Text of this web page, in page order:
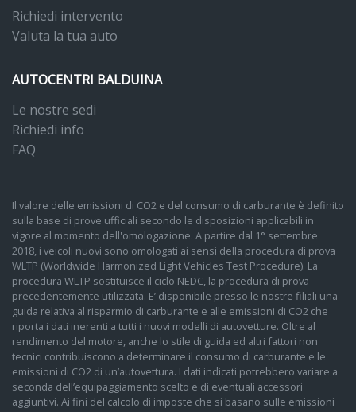
Richiedi intervento
Valuta la tua auto
AUTOCENTRI BALDUINA
Le nostre sedi
Richiedi info
FAQ
Il valore delle emissioni di CO2 e del consumo di carburante è definito
sulla base di prove ufficiali secondo le disposizioni applicabili in
vigore al momento dell'omologazione. A partire dal 1° settembre
2018, i veicoli nuovi sono omologati ai sensi della procedura di prova
WLTP (Worldwide Harmonized Light Vehicles Test Procedure). La
procedura WLTP sostituisce il ciclo NEDC, la procedura di prova
precedentemente utilizzata. E’ disponibile presso le nostre filiali una
guida relativa al risparmio di carburante e alle emissioni di CO2 che
riporta i dati inerenti a tutti i nuovi modelli di autovetture. Oltre al
rendimento del motore, anche lo stile di guida ed altri fattori non
tecnici contribuiscono a determinare il consumo di carburante e le
emissioni di CO2 di un’autovettura. I dati indicati potrebbero variare a
seconda dell’equipaggiamento scelto e di eventuali accessori
aggiuntivi. Ai fini del calcolo di imposte che si basano sulle emissioni